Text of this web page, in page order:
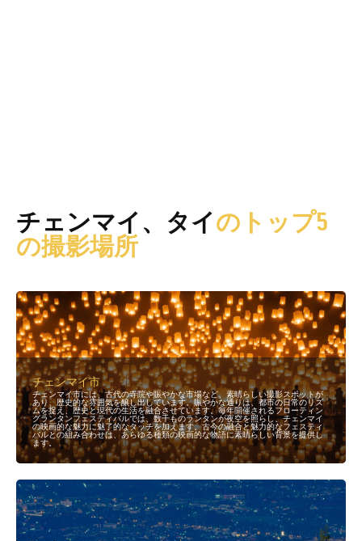
チェンマイ、タイのトップ5
の撮影場所
チェンマイ市
チェンマイ市には、古代の寺院や賑やかな市場など、素晴らしい撮影スポットが
あり、歴史的な雰囲気を醸し出しています。賑やかな通りは、都市の日常のリズ
ムを捉え、歴史と現代の生活を融合させています。毎年開催されるフローティン
グランタンフェスティバルでは、数千ものランタンが夜空を照らし、チェンマイ
の映画的な魅力に魅了的なタッチを加えます。古今の融合と魅力的なフェスティ
バルとの組み合わせは、あらゆる種類の映画的な物語に素晴らしい背景を提供し
ます。